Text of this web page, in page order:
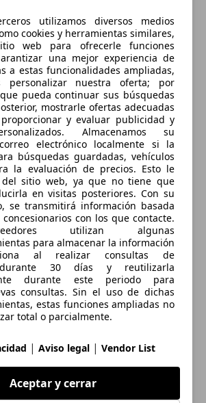
utilizamos diversos medios
cookies y herramientas similares,
web para ofrecerle funciones
una mejor experiencia de
a estas funcionalidades ampliadas,
personalizar nuestra oferta; por
pueda continuar sus búsquedas
mostrarle ofertas adecuadas
y evaluar publicidad y
Almacenamos su
electrónico localmente si la
búsquedas guardadas, vehículos
la evaluación de precios. Esto le
sitio web, ya que no tiene que
en visitas posteriores. Con su
se transmitirá información basada
con los que contacte.
utilizan algunas
para almacenar la información
al realizar consultas de
durante 30 días y reutilizarla
durante este periodo para
consultas. Sin el uso de dichas
estas funciones ampliadas no
total o parcialmente.
| Aviso legal | Vendor List
Aceptar y cerrar
con estos precios:
Eco desde 47.900 euros
Premium desde 52.900 euros
Sport desde 65.700 euros
Luxury desde 72.200 euros
de las nuevas unidades del
están en marcha y llegará a los
las próximas semanas.
Lexus LC500: ¿mejor alternativa
más, sin abandonar la hibridación,
de esta berlina